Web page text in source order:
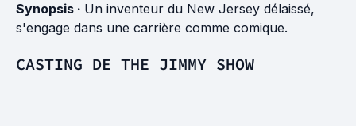
Synopsis · Un inventeur du New Jersey délaissé,
s'engage dans une carrière comme comique.
CASTING DE THE JIMMY SHOW